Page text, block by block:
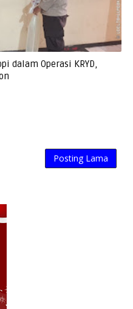
dalam Operasi KRYD,
Posting Lama